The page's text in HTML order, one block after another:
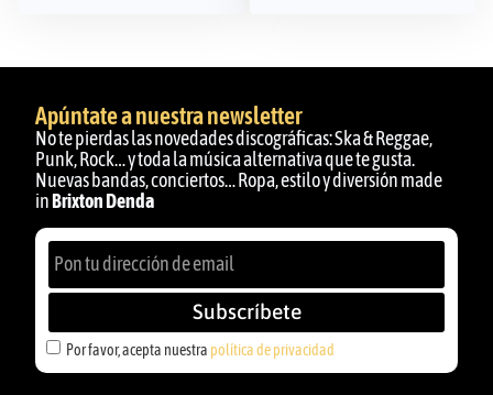
Apúntate a nuestra newsletter
No te pierdas las novedades discográficas: Ska & Reggae,
Punk, Rock… y toda la música alternativa que te gusta.
Nuevas bandas, conciertos… Ropa, estilo y diversión made
inBrixton Denda
Por favor, acepta nuestra política de privacidad
Subscríbete